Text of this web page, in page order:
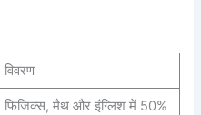
विवरण
फिजिक्स, मैथ और इंग्लिश में 50%